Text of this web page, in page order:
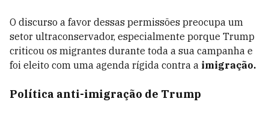
O discurso a favor dessas permissões preocupa um
setor ultraconservador, especialmente porque Trump
criticou os migrantes durante toda a sua campanha e
foi eleito com uma agenda rígida contra a imigração.
Política anti-imigração de Trump